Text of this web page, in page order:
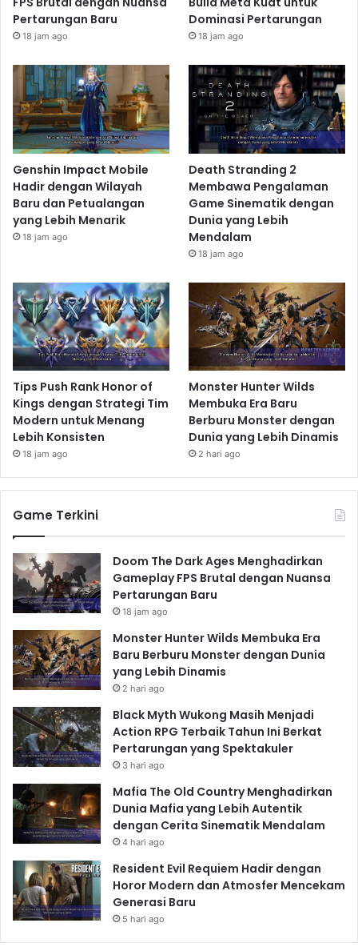
Pertarungan Baru
18 jam ago
Dominasi Pertarungan
18 jam ago
Genshin Impact Mobile
Hadir dengan Wilayah
Baru dan Petualangan
yang Lebih Menarik
18 jam ago
Death Stranding 2
Membawa Pengalaman
Game Sinematik dengan
Dunia yang Lebih
Mendalam
18 jam ago
Tips Push Rank Honor of
Kings dengan Strategi Tim
Modern untuk Menang
Lebih Konsisten
18 jam ago
Monster Hunter Wilds
Membuka Era Baru
Berburu Monster dengan
Dunia yang Lebih Dinamis
2 hari ago
Game Terkini
Doom The Dark Ages Menghadirkan
Gameplay FPS Brutal dengan Nuansa
Pertarungan Baru
18 jam ago
Monster Hunter Wilds Membuka Era
Baru Berburu Monster dengan Dunia
yang Lebih Dinamis
2 hari ago
Black Myth Wukong Masih Menjadi
Action RPG Terbaik Tahun Ini Berkat
Pertarungan yang Spektakuler
3 hari ago
Mafia The Old Country Menghadirkan
Dunia Mafia yang Lebih Autentik
dengan Cerita Sinematik Mendalam
4 hari ago
Resident Evil Requiem Hadir dengan
Horor Modern dan Atmosfer Mencekam
Generasi Baru
5 hari ago